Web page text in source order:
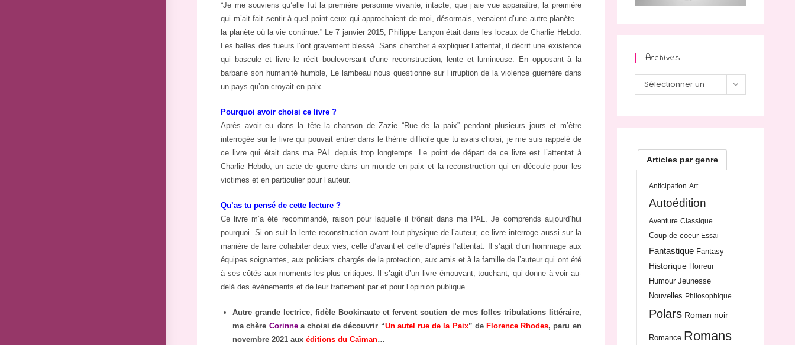
“Je me souviens qu’elle fut la première personne vivante, intacte, que j’aie vue apparaître, la première
qui m’ait fait sentir à quel point ceux qui approchaient de moi, désormais, venaient d’une autre planète –
la planète où la vie continue.” Le 7 janvier 2015, Philippe Lançon était dans les locaux de Charlie Hebdo.
Les balles des tueurs l’ont gravement blessé. Sans chercher à expliquer l’attentat, il décrit une existence
qui bascule et livre le récit bouleversant d’une reconstruction, lente et lumineuse. En opposant à la
barbarie son humanité humble, Le lambeau nous questionne sur l’irruption de la violence guerrière dans
un pays qu’on croyait en paix.
Pourquoi avoir choisi ce livre ?
Après avoir eu dans la tête la chanson de Zazie “Rue de la paix” pendant plusieurs jours et m’être
interrogée sur le livre qui pouvait entrer dans le thème difficile que tu avais choisi, je me suis rappelé de
ce livre qui était dans ma PAL depuis trop longtemps. Le point de départ de ce livre est l’attentat à
Charlie Hebdo, un acte de guerre dans un monde en paix et la reconstruction qui en découle pour les
victimes et en particulier pour l’auteur.
Qu’as tu pensé de cette lecture ?
Ce livre m’a été recommandé, raison pour laquelle il trônait dans ma PAL. Je comprends aujourd’hui
pourquoi. Si on suit la lente reconstruction avant tout physique de l’auteur, ce livre interroge aussi sur la
manière de faire cohabiter deux vies, celle d’avant et celle d’après l’attentat. Il s’agit d’un hommage aux
équipes soignantes, aux policiers chargés de la protection, aux amis et à la famille de l’auteur qui ont été
à ses côtés aux moments les plus critiques. Il s’agit d’un livre émouvant, touchant, qui donne à voir au-
delà des évènements et de leur traitement par et pour l’opinion publique.
Autre grande lectrice, fidèle Bookinaute et fervent soutien de mes folles tribulations littéraire,
ma chère Corinnea choisi de découvrir “Un autel rue de la Paix” de Florence Rhodes, paru en
novembre 2021 aux éditions du Caïman…
Archives
Sélectionner un
Articles par genre
Anticipation Art
Autoédition
Aventure Classique
Coup de coeur Essai
Fantastique Fantasy
Historique Horreur
Humour Jeunesse
Nouvelles Philosophique
Polars Roman noir
Romance Romans